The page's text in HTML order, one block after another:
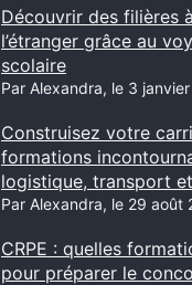
Découvrir des filières à
l’étranger grâce au
scolaire
Par Alexandra, le 3
Construisez votre
formations
logistique, transport
Par Alexandra, le 29 août
CRPE : quelles
pour préparer le